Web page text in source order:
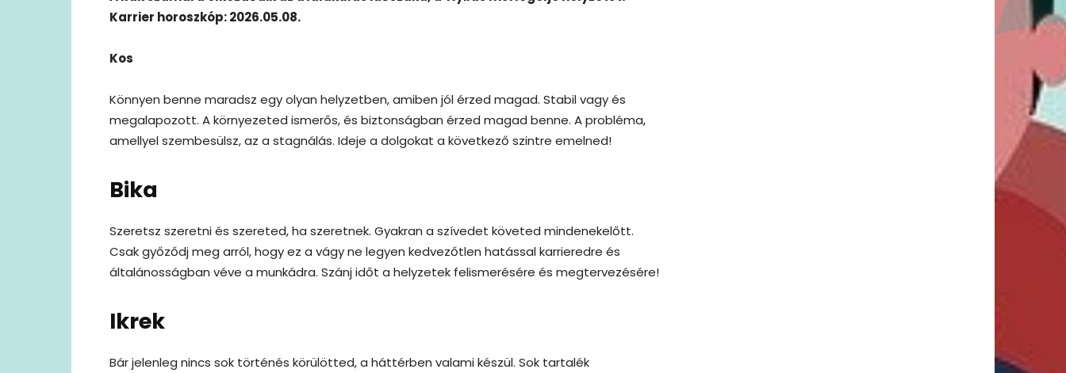
Karrier horoszkóp: 2026.05.08.
Kos
Könnyen benne maradsz egy olyan helyzetben, amiben jól érzed magad. Stabil vagy és
megalapozott. A környezeted ismerős, és biztonságban érzed magad benne. A probléma,
amellyel szembesülsz, az a stagnálás. Ideje a dolgokat a következő szintre emelned!
Bika
Szeretsz szeretni és szereted, ha szeretnek. Gyakran a szívedet követed mindenekelőtt.
Csak győződj meg arról, hogy ez a vágy ne legyen kedvezőtlen hatással karrieredre és
általánosságban véve a munkádra. Szánj időt a helyzetek felismerésére és megtervezésére!
Ikrek
Bár jelenleg nincs sok történés körülötted, a háttérben valami készül. Sok tartalék